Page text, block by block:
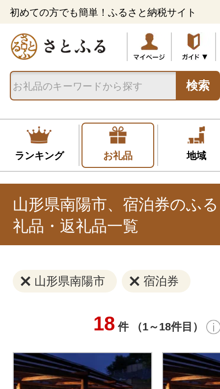
初めての方でも簡単！ふるさと納税サイト
検索
ランキング お礼品 地域
山形県南陽市、宿泊券のふ
礼品・返礼品一覧
山形県南陽市 宿泊券
18 件 （1～18件目）